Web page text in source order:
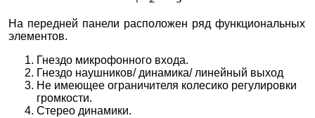
На передней панели расположен ряд функциональных
элементов.
Гнездо микрофонного входа.
Гнездо наушников/ динамика/ линейный выход
Не имеющее ограничителя колесико регулировки
громкости.
Стерео динамики.